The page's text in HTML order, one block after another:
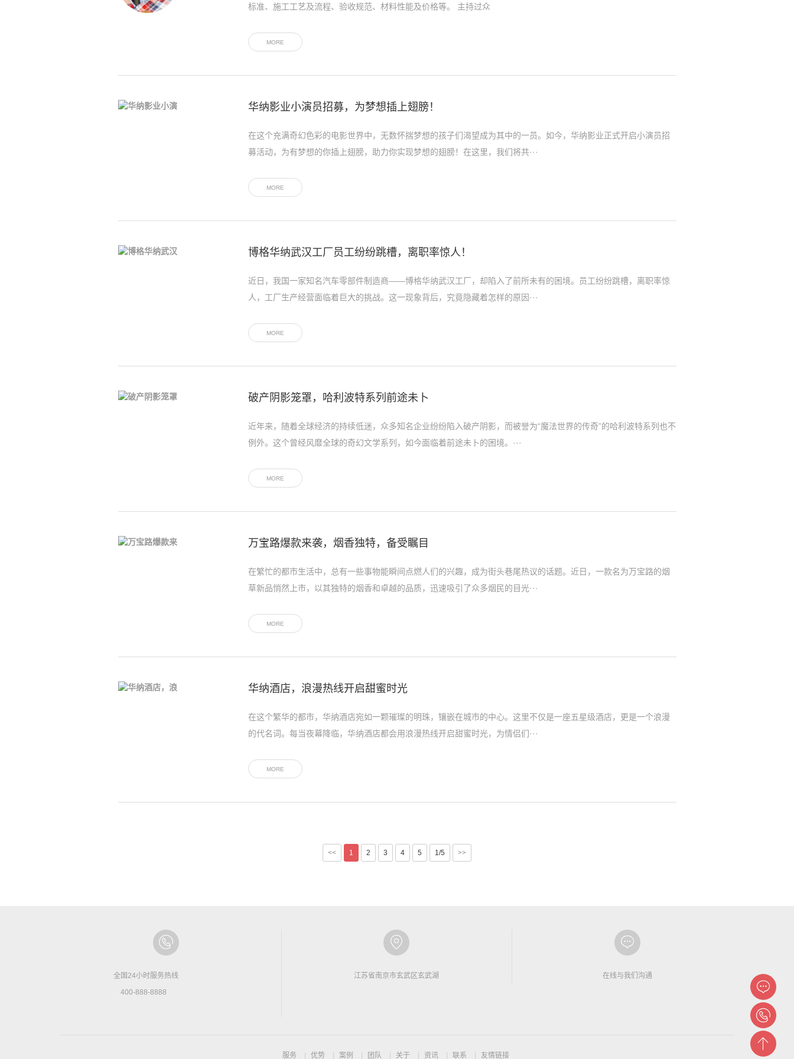
标准、施工工艺及流程、验收规范、材料性能及价格等。 主持过众
MORE
华纳影业小演员招募，为梦想插上翅膀！
在这个充满奇幻色彩的电影世界中，无数怀揣梦想的孩子们渴望成为其中的一员。如今，华纳影业正式开启小演员招
募活动，为有梦想的你插上翅膀，助力你实现梦想的翅膀！在这里，我们将共···
MORE
博格华纳武汉工厂员工纷纷跳槽，离职率惊人！
近日，我国一家知名汽车零部件制造商——博格华纳武汉工厂，却陷入了前所未有的困境。员工纷纷跳槽，离职率惊
人，工厂生产经营面临着巨大的挑战。这一现象背后，究竟隐藏着怎样的原因···
MORE
破产阴影笼罩，哈利波特系列前途未卜
近年来，随着全球经济的持续低迷，众多知名企业纷纷陷入破产阴影，而被誉为“魔法世界的传奇”的哈利波特系列也不
例外。这个曾经风靡全球的奇幻文学系列，如今面临着前途未卜的困境。···
MORE
万宝路爆款来袭，烟香独特，备受瞩目
在繁忙的都市生活中，总有一些事物能瞬间点燃人们的兴趣，成为街头巷尾热议的话题。近日，一款名为万宝路的烟
草新品悄然上市，以其独特的烟香和卓越的品质，迅速吸引了众多烟民的目光···
MORE
华纳酒店，浪漫热线开启甜蜜时光
在这个繁华的都市，华纳酒店宛如一颗璀璨的明珠，镶嵌在城市的中心。这里不仅是一座五星级酒店，更是一个浪漫
的代名词。每当夜幕降临，华纳酒店都会用浪漫热线开启甜蜜时光，为情侣们···
MORE
<< 1 2 3 4 5 1/5 >>
全国24小时服务热线
400-888-8888
江苏省南京市玄武区玄武湖 在线与我们沟通
服务 优势 案例 团队 关于 资讯 联系 友情链接